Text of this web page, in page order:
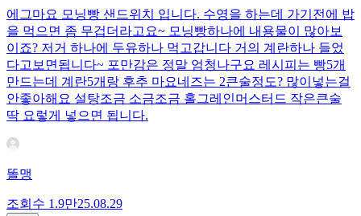
에그마요 모닝빵 샌드위치 입니다. 수영을 하는데 가기전에 밥
을 먹으면 좀 무겁더라고요~ 모닝빵하나에 내용물이 많아보
이죠? 저거 하나에 두유하나 먹고갑니다 거의 계란하나 들었
다고보면됩니다~ 포만감은 정말 엄청나구요 레시피는 빵5개
만드는데 계란5개랑 후추 마요네즈는 2큰술정도? 많이넣는걸
안좋아해요 설탕조금 소금조금 홀그레인머스터드 작은큰술
딱 요렇게 넣으면 됩니다.
똘맹
조회수 1.9만25.08.29